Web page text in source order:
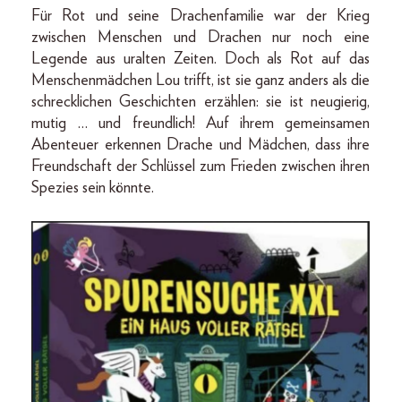
Für Rot und seine Drachenfamilie war der Krieg
zwischen Menschen und Drachen nur noch eine
Legende aus uralten Zeiten. Doch als Rot auf das
Menschenmädchen Lou trifft, ist sie ganz anders als die
schrecklichen Geschichten erzählen: sie ist neugierig,
mutig … und freundlich! Auf ihrem gemeinsamen
Abenteuer erkennen Drache und Mädchen, dass ihre
Freundschaft der Schlüssel zum Frieden zwischen ihren
Spezies sein könnte.